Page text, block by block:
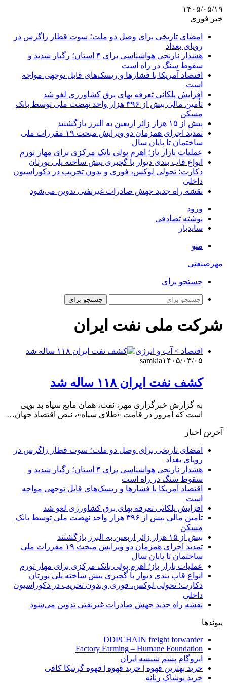
۱۴۰۵/۰۵/۱۹
خبر فوری
امضای تاریخی برای وصل دو ملت؛ سوت قطار زاگرس در
رویای بغداد
هشدار نارنجی هواشناسی برای ۴ استان؛ رگبار شدید و
سقوط سنگ در راه است
اقتصاد آمریکا با فشارها و ریسک‌های قابل توجهی مواجه
است
افزایش پلکانی تعرفه بهای برق کشاورزی لغو شد
تأمین مالی بیش از ۳۹۶ هزار واحد نهضت ملی توسط بانک
مسکن
بیش از ۱۵ هزار زائر اربعین به البرز بازگشتند
تمدید اجرای همزمان دو ویرایش مبحث ۱۹ مقررات ملی
ساختمان تا پایان سال
عملیات بازار باز؛ اهرم پولی بانک مرکزی برای مهار تورم
انواع قاب بندی دیوار با گچبری پیش ساخته پلی یورتان
دکارت؛ تحولی لوکس، فوری و بدون تخریب در دکوراسیون
داخلی
نقشه راه جدید جهش صادرات غیرنفتی تدوین می‌شود
ورود
نوشته تصادفی
سایدبار
منو
مهرصنعتی
جستجو برای
جستجو برای
شرکت ملی نفت ایران
اقتصاد > آب و انرژی
samkia۱۴۰۵/۰۳/۰۵
کشف نفت ایران ۱۱۸ ساله شد
به گزارش خبرگزاری مهر، نفت، همان مایع سیاه بد بویی
است که امروز در قامت «طلای سیاه»، نبض اقتصاد جهان…
آخرین اخبار
امضای تاریخی برای وصل دو ملت؛ سوت قطار زاگرس در
رویای بغداد
هشدار نارنجی هواشناسی برای ۴ استان؛ رگبار شدید و
سقوط سنگ در راه است
اقتصاد آمریکا با فشارها و ریسک‌های قابل توجهی مواجه
است
افزایش پلکانی تعرفه بهای برق کشاورزی لغو شد
تأمین مالی بیش از ۳۹۶ هزار واحد نهضت ملی توسط بانک
مسکن
بیش از ۱۵ هزار زائر اربعین به البرز بازگشتند
تمدید اجرای همزمان دو ویرایش مبحث ۱۹ مقررات ملی
ساختمان تا پایان سال
عملیات بازار باز؛ اهرم پولی بانک مرکزی برای مهار تورم
انواع قاب بندی دیوار با گچبری پیش ساخته پلی یورتان
دکارت؛ تحولی لوکس، فوری و بدون تخریب در دکوراسیون
داخلی
نقشه راه جدید جهش صادرات غیرنفتی تدوین می‌شود
پیوندها
DDPCHAIN freight forwarder
Factory Farming – Humane Foundation
ایزوگام پشم شیشه ایران
خرید بهترین قهوه | خرید قهوه | قهوه گرنیکا کافی
خرید پوشاک زنانه